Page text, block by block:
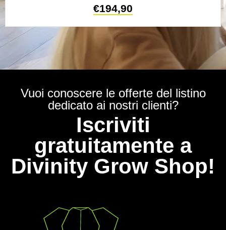
€194,90
Vuoi conoscere le offerte del listino
dedicato ai nostri clienti?
Iscriviti
gratuitamente a
Divinity Grow Shop!